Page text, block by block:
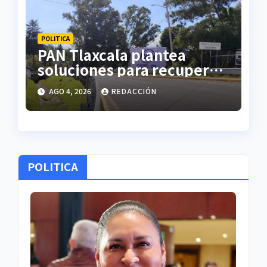
POLITICA
PAN Tlaxcala plantea
soluciones para recuperar
una educación de calidad
AGO 4, 2026 REDACCIÓN
POLITICA